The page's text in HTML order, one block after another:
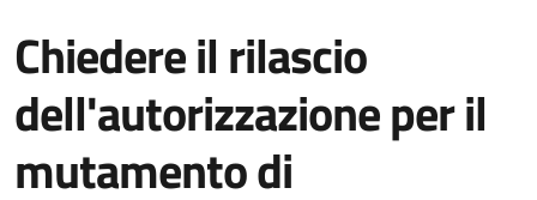
Chiedere il rilascio
dell'autorizzazione per il
mutamento di